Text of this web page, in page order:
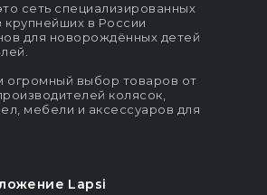
сеть специализированных
крупнейших в России
для новорождённых детей
огромный выбор товаров от
колясок,
мебели и аксессуаров для
Lapsi